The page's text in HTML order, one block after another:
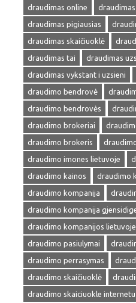
draudimas online
draudimas pigiausias
draudimas skaičiuoklė
draudimas tai
draudimas
draudimas vykstant i uzsieni
draudimo bendrovė
draudimo bendrovės
draudimo brokeriai
draudimo brokeris
draudimo imones lietuvoje
draudimo kainos
draudimo
draudimo kompanija
draudimo kompanija
draudimo kompanijos lietuvoje
draudimo pasiulymai
draudimo perrasymas
draudimo skaičiuoklė
draudimo skaiciuokle internetu